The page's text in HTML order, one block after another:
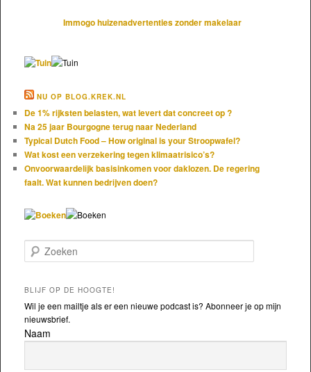
Immogo huizenadvertenties zonder makelaar
NU OP BLOG.KREK.NL
De 1% rijksten belasten, wat levert dat concreet op ?
Na 25 jaar Bourgogne terug naar Nederland
Typical Dutch Food – How original is your Stroopwafel?
Wat kost een verzekering tegen klimaatrisico’s?
Onvoorwaardelijk basisinkomen voor daklozen. De regering
faalt. Wat kunnen bedrijven doen?
Zoeken
BLIJF OP DE HOOGTE!
Wil je een mailtje als er een nieuwe podcast is? Abonneer je op mijn
nieuwsbrief.
Naam